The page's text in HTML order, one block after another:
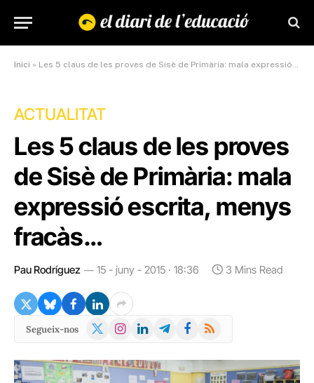
Inici » Les 5 claus de les proves de Sisè de Primària: mala expressió escrita, menys fracàs…
ACTUALITAT
Les 5 claus de les proves
de Sisè de Primària: mala
expressió escrita, menys
fracàs…
Pau Rodríguez 15 - juny - 2015 · 18:36 3 Mins Read
Segueix-nos
X
Instagram
LinkedInTelegramFacebook
RSS